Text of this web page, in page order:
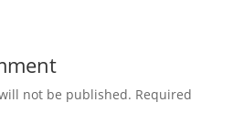
not be published. Required